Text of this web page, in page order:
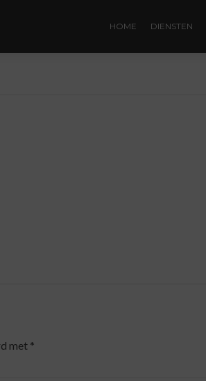
HOME DIENSTEN
met *